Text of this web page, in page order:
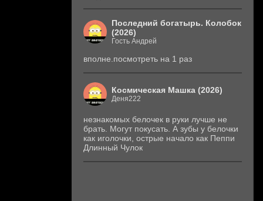
Последний богатырь. Колобок
(2026)
Гость Андрей
вполне.посмотреть на 1 раз
Космическая Машка (2026)
Деня222
незнакомых белочек в руки лучше не
брать. Могут покусать. А зубы у белочки
как иголочки, острые начало как Пеппи
Длинный Чулок